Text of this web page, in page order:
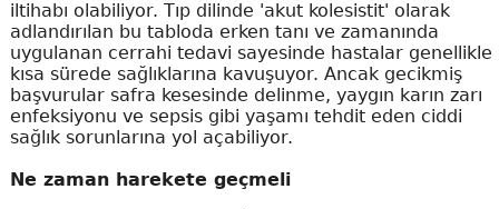
iltihabı olabiliyor. Tıp dilinde 'akut kolesistit' olarak
adlandırılan bu tabloda erken tanı ve zamanında
uygulanan cerrahi tedavi sayesinde hastalar genellikle
kısa sürede sağlıklarına kavuşuyor. Ancak gecikmiş
başvurular safra kesesinde delinme, yaygın karın zarı
enfeksiyonu ve sepsis gibi yaşamı tehdit eden ciddi
sağlık sorunlarına yol açabiliyor.
Ne zaman harekete geçmeli